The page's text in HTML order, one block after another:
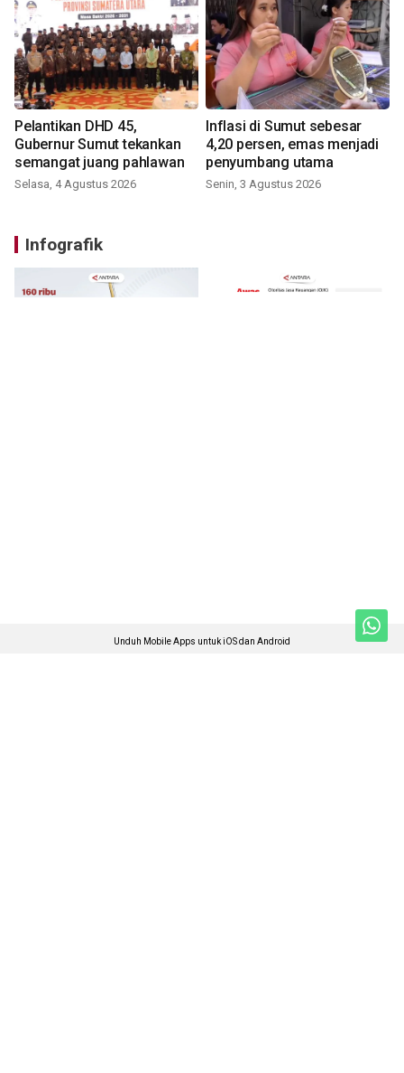
Pelantikan DHD 45,
Gubernur Sumut tekankan
semangat juang pahlawan
Selasa, 4 Agustus 2026
Inflasi di Sumut sebesar
4,20 persen, emas menjadi
penyumbang utama
Senin, 3 Agustus 2026
Infografik
Unduh Mobile Apps untuk iOS dan Android